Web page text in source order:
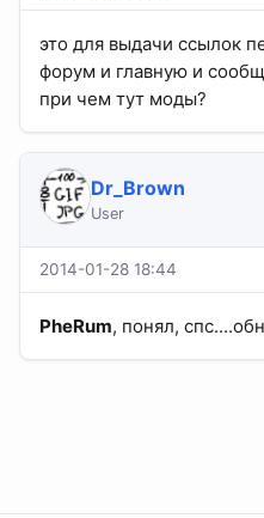
это для выдачи ссылок
форум и главную и
при чем тут моды?
Dr_Brown
User
2014-01-28 18:44
PheRum, понял,